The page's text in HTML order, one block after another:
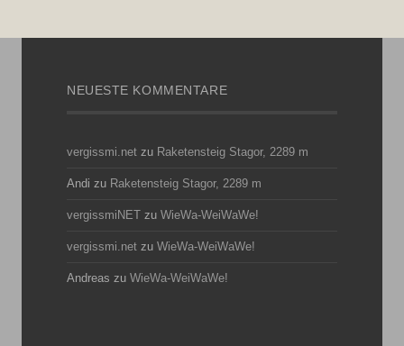
NEUESTE KOMMENTARE
vergissmi.net zu Raketensteig Stagor, 2289 m
Andi zu Raketensteig Stagor, 2289 m
vergissmiNET zu WieWa-WeiWaWe!
vergissmi.net zu WieWa-WeiWaWe!
Andreas zu WieWa-WeiWaWe!